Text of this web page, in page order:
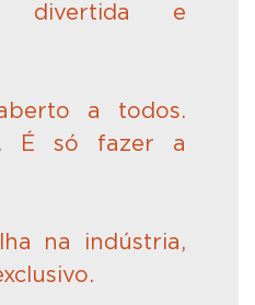
divertida e
a todos.
É só fazer a
na indústria,